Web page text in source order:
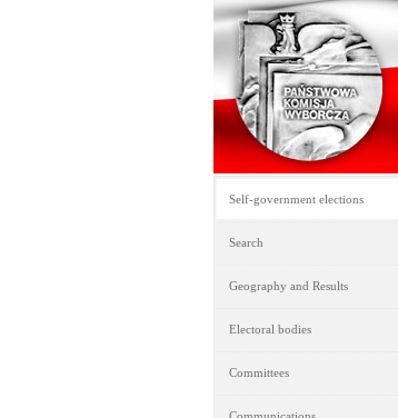
Self-government elections
Search
Geography and Results
Electoral bodies
Committees